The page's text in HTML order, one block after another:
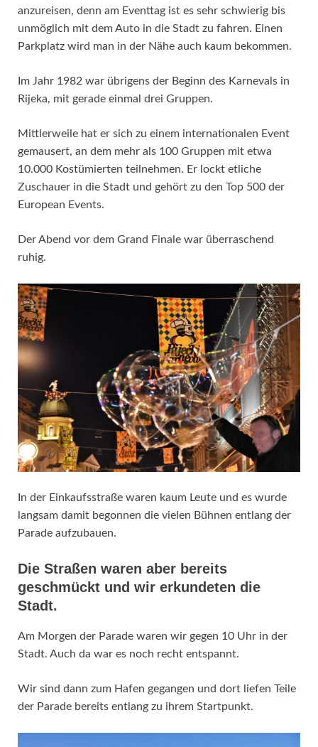
anzureisen, denn am Eventtag ist es sehr schwierig bis
unmöglich mit dem Auto in die Stadt zu fahren. Einen
Parkplatz wird man in der Nähe auch kaum bekommen.
Im Jahr 1982 war übrigens der Beginn des Karnevals in
Rijeka, mit gerade einmal drei Gruppen.
Mittlerweile hat er sich zu einem internationalen Event
gemausert, an dem mehr als 100 Gruppen mit etwa
10.000 Kostümierten teilnehmen. Er lockt etliche
Zuschauer in die Stadt und gehört zu den Top 500 der
European Events.
Der Abend vor dem Grand Finale war überraschend
ruhig.
In der Einkaufsstraße waren kaum Leute und es wurde
langsam damit begonnen die vielen Bühnen entlang der
Parade aufzubauen.
Die Straßen waren aber bereits
geschmückt und wir erkundeten die
Stadt.
Am Morgen der Parade waren wir gegen 10 Uhr in der
Stadt. Auch da war es noch recht entspannt.
Wir sind dann zum Hafen gegangen und dort liefen Teile
der Parade bereits entlang zu ihrem Startpunkt.